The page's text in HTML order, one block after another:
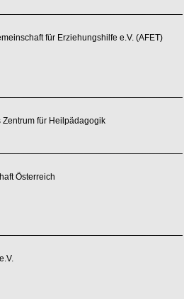
für Erziehungshilfe e.V. (AFET)
für Heilpädagogik
Österreich